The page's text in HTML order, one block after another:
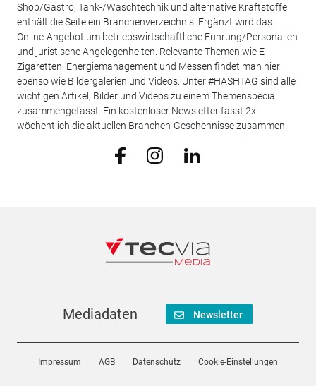
Shop/Gastro, Tank-/Waschtechnik und alternative Kraftstoffe
enthält die Seite ein Branchenverzeichnis. Ergänzt wird das
Online-Angebot um betriebswirtschaftliche Führung/Personalien
und juristische Angelegenheiten. Relevante Themen wie E-
Zigaretten, Energiemanagement und Messen findet man hier
ebenso wie Bildergalerien und Videos. Unter #HASHTAG sind alle
wichtigen Artikel, Bilder und Videos zu einem Themenspecial
zusammengefasst. Ein kostenloser Newsletter fasst 2x
wöchentlich die aktuellen Branchen-Geschehnisse zusammen.
Mediadaten Newsletter
Impressum AGB Datenschutz Cookie-Einstellungen